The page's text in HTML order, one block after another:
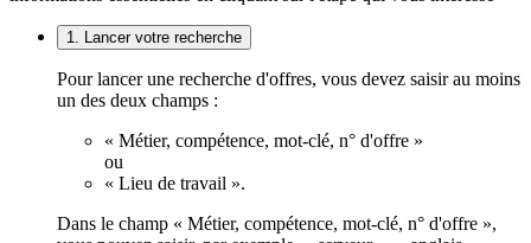
1. Lancer votre recherche
Pour lancer une recherche d'offres, vous devez saisir au moins
un des deux champs :
« Métier, compétence, mot-clé, n° d'offre »
ou
« Lieu de travail ».
Dans le champ « Métier, compétence, mot-clé, n° d'offre »,